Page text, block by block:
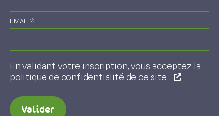
EMAIL*
En validant votre inscription, vous acceptez la
politique de confidentialité de ce site
Valider